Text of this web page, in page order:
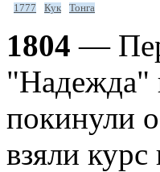
1777 Кук Тонга
1804 —
"Надежда"
покинули
взяли